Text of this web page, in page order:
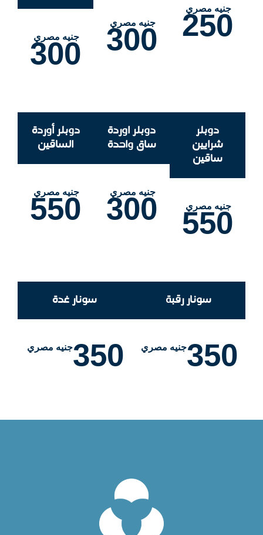
جنيه مصري
250 جنيه مصري
300 جنيه مصري
300
دوبلر
شرايين
ساقين
جنيه مصري
550
دوبلر اوردة
ساق واحدة
جنيه مصري
300
دوبلر أوردة
الساقين
جنيه مصري
550
سونار رقبة
جنيه مصري350
سونار غدة
جنيه مصري350